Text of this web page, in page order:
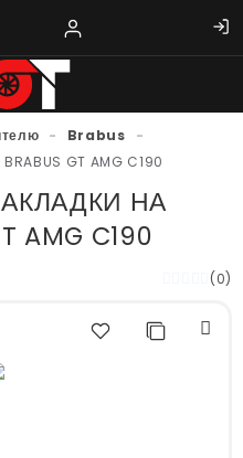
- Brabus -
GT AMG C190
НА
AMG C190
(0)